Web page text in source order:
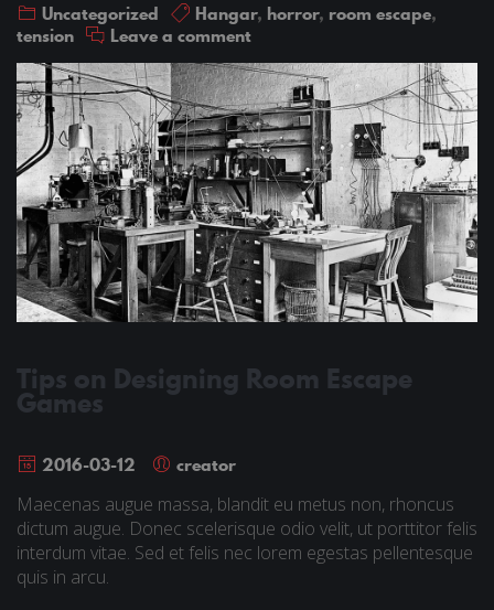
Uncategorized Hangar, horror, room escape,
tension
Leave a comment
Tips on Designing Room Escape
Games
2016-03-12
creator
Maecenas augue massa, blandit eu metus non, rhoncus
dictum augue. Donec scelerisque odio velit, ut porttitor felis
interdum vitae. Sed et felis nec lorem egestas pellentesque
quis in arcu.